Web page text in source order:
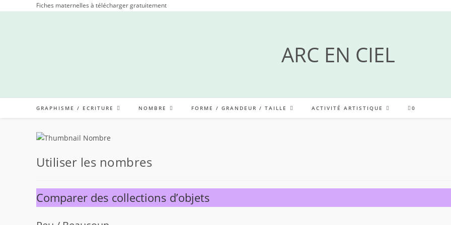
Fiches maternelles à télécharger gratuitement
ARC EN CIEL
GRAPHISME / ECRITURE NOMBRE FORME / GRANDEUR / TAILLE ACTIVITÉ ARTISTIQUE 0
Utiliser les nombres
Comparer des collections d’objets